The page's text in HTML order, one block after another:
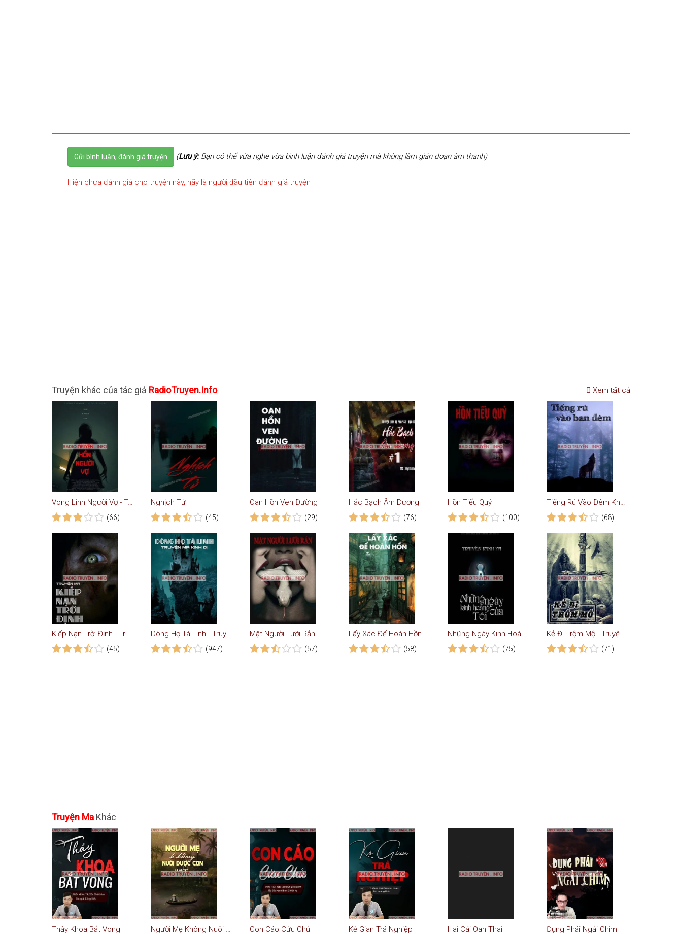
Gửi bình luận, đánh giá truyện (Lưu ý:Bạn có thể vừa nghe vừa bình luận đánh giá truyện mà không làm gián đoạn âm thanh)
Hiện chưa đánh giá cho truyện này, hãy là người đầu tiên đánh giá truyện
Truyện khác của tác giả RadioTruyen.Info Xem tất cả
Vong Linh Người Vợ - Truyện Ma
(66)
Nghịch Tử
(45)
Oan Hồn Ven Đường
(29)
Hắc Bạch Âm Dương
(76)
Hồn Tiểu Quỷ
(100)
Tiếng Rú Vào Đêm Khuya - Truyện Ma
(68)
Kiếp Nạn Trời Định - Truyện Ma
(45)
Dòng Họ Tà Linh - Truyện Ma
(947)
Mặt Người Lưỡi Rắn
(57)
Lấy Xác Để Hoàn Hồn - Truyện Kinh Dị
(58)
Những Ngày Kinh Hoàng Của Tôi - Truyện Ma
(75)
Kẻ Đi Trộm Mộ - Truyện Ma
(71)
Truyện Ma Khác
Thầy Khoa Bắt Vong Người Mẹ Không Nuôi Được Con Con Cáo Cứu Chủ Kẻ Gian Trả Nghiệp Hai Cái Oan Thai Đụng Phải Ngải Chim